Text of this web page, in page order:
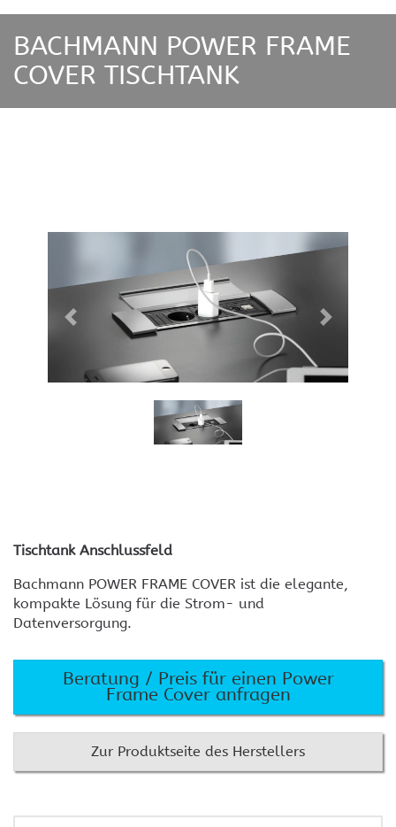
BACHMANN POWER FRAME
COVER TISCHTANK
Tischtank Anschlussfeld
Bachmann POWER FRAME COVER ist die elegante,
kompakte Lösung für die Strom- und
Datenversorgung.
Beratung / Preis für einen Power
Frame Cover anfragen
Zur Produktseite des Herstellers